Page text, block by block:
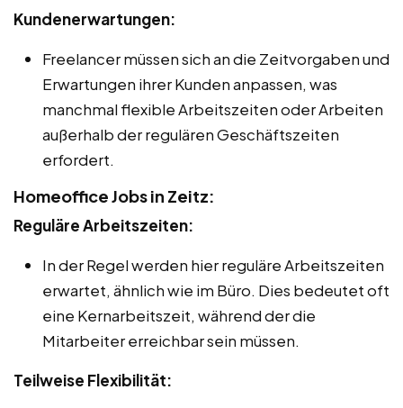
Kundenerwartungen:
Freelancer müssen sich an die Zeitvorgaben und
Erwartungen ihrer Kunden anpassen, was
manchmal flexible Arbeitszeiten oder Arbeiten
außerhalb der regulären Geschäftszeiten
erfordert.
Homeoffice Jobs in Zeitz:
Reguläre Arbeitszeiten:
In der Regel werden hier reguläre Arbeitszeiten
erwartet, ähnlich wie im Büro. Dies bedeutet oft
eine Kernarbeitszeit, während der die
Mitarbeiter erreichbar sein müssen.
Teilweise Flexibilität: